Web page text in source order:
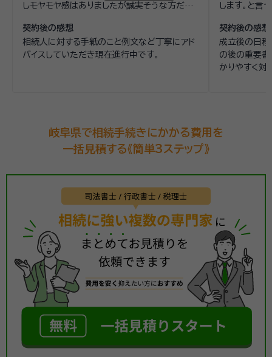
しモヤモヤ感はありましたが誠実そうな方だっ
契約後の感想
相続人に対する手紙のこと例文など丁寧にアド
バイスしていただき現在進行中です。
します。と
で。
契約後の感想
成立後の日程
の後の重要
かりやすく対
岐阜県で相続手続きにかかる費用を
一括見積する《簡単3ステップ》